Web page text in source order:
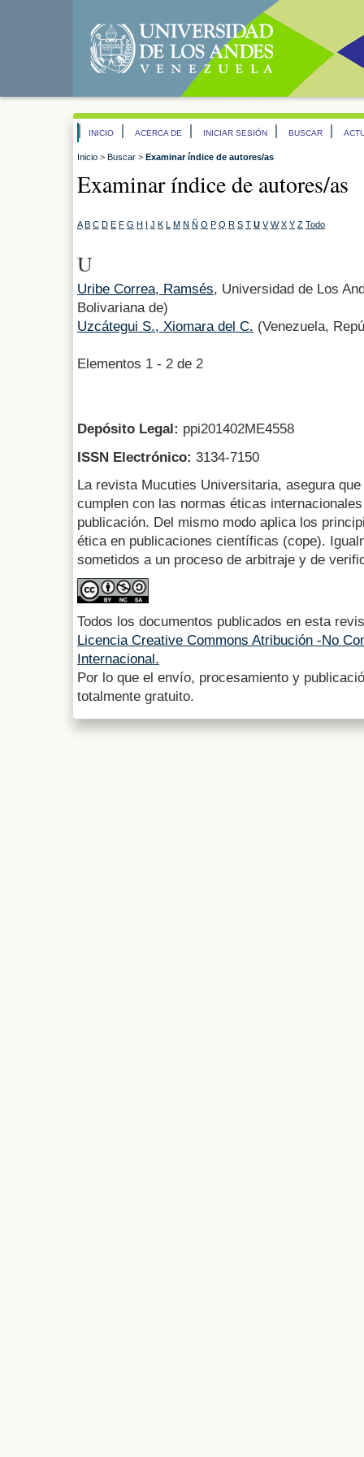
INICIO ACERCA DE INICIAR SESIÓN BUSCAR
Inicio > Buscar > Examinar índice de autores/as
Examinar índice de autores/as
A B C D E F G H I J K L M N Ñ O P Q R S T U V W X Y Z Todo
U
Uribe Correa, Ramsés, Universidad de Los
Bolivariana de)
Uzcátegui S., Xiomara del C. (Venezuela,
Elementos 1 - 2 de 2
Depósito Legal: ppi201402ME4558
ISSN Electrónico: 3134-7150
La revista Mucuties Universitaria, asegura
cumplen con las normas éticas
publicación. Del mismo modo aplica los
ética en publicaciones científicas (cope).
sometidos a un proceso de arbitraje y de
Todos los documentos publicados en esta
Licencia Creative Commons Atribución -No
Internacional.
Por lo que el envío, procesamiento y
totalmente gratuito.